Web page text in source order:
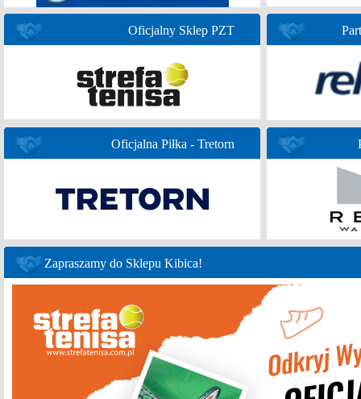
Oficjalny Sklep PZT
Oficjalna Piłka - Tretorn
Zapraszamy do Sklepu Kibica!